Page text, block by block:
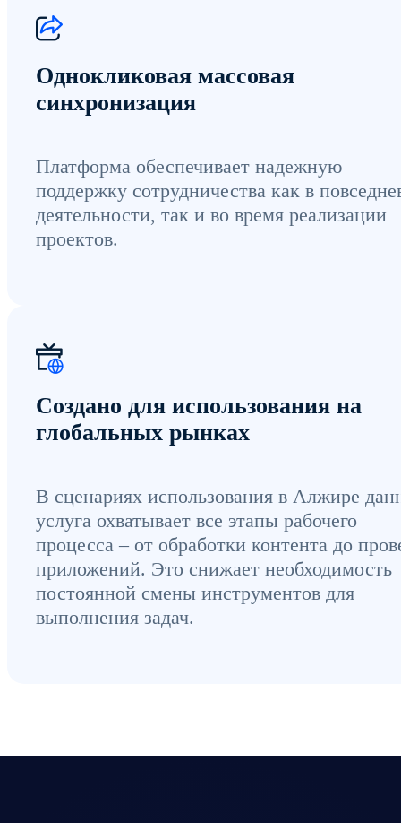
Однокликовая массовая
синхронизация
Платформа обеспечивает надежную
поддержку сотрудничества как в
деятельности, так и во время реализации
проектов.
Создано для использования на
глобальных рынках
В сценариях использования в Алжире
услуга охватывает все этапы рабочего
процесса – от обработки контента до
приложений. Это снижает необходимость
постоянной смены инструментов для
выполнения задач.